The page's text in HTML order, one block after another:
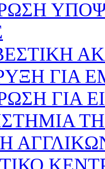
ΓΙΑ
ΓΙΑ